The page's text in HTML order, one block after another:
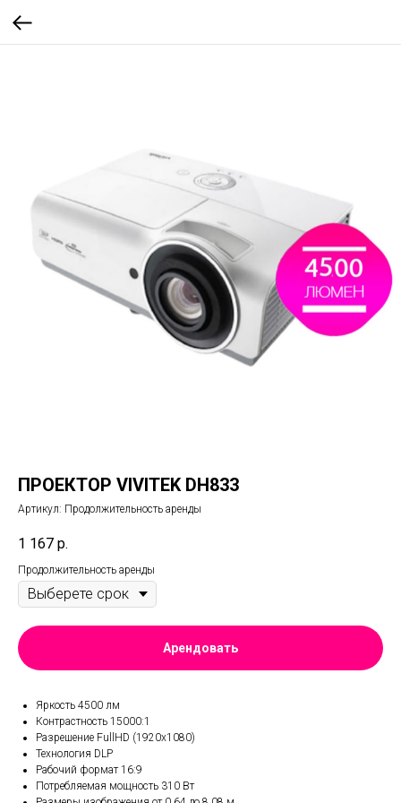
ПРОЕКТОР VIVITEK DH833
Артикул: Продолжительность аренды
1 167 р.
Продолжительность аренды
Арендовать
Яркость 4500 лм
Контрастность 15000:1
Разрешение FullHD (1920х1080)
Технология DLP
Рабочий формат 16:9
Потребляемая мощность 310 Вт